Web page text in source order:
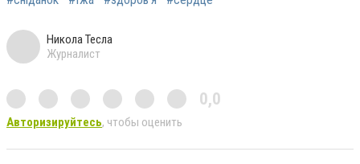
Никола Тесла
Журналист
0,0
Авторизируйтесь, чтобы оценить